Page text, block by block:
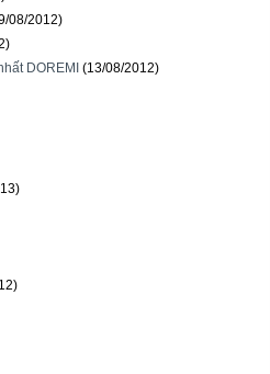
08/2012)
DOREMI (13/08/2012)